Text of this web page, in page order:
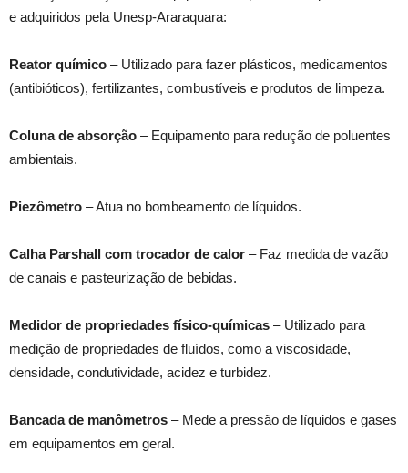
e adquiridos pela Unesp-Araraquara:
Reator químico – Utilizado para fazer plásticos, medicamentos
(antibióticos), fertilizantes, combustíveis e produtos de limpeza.
Coluna de absorção – Equipamento para redução de poluentes
ambientais.
Piezômetro – Atua no bombeamento de líquidos.
Calha Parshall com trocador de calor – Faz medida de vazão
de canais e pasteurização de bebidas.
Medidor de propriedades físico-químicas – Utilizado para
medição de propriedades de fluídos, como a viscosidade,
densidade, condutividade, acidez e turbidez.
Bancada de manômetros – Mede a pressão de líquidos e gases
em equipamentos em geral.